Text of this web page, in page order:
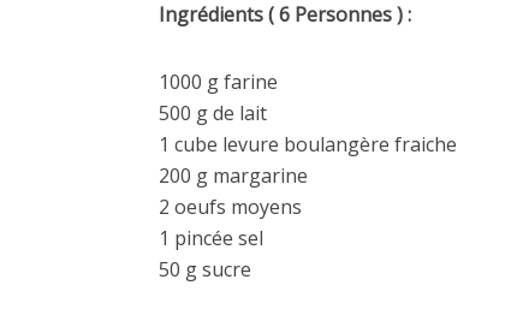
Ingrédients ( 6 Personnes ) :
1000 g farine
500 g de lait
1 cube levure boulangère fraiche
200 g margarine
2 oeufs moyens
1 pincée sel
50 g sucre